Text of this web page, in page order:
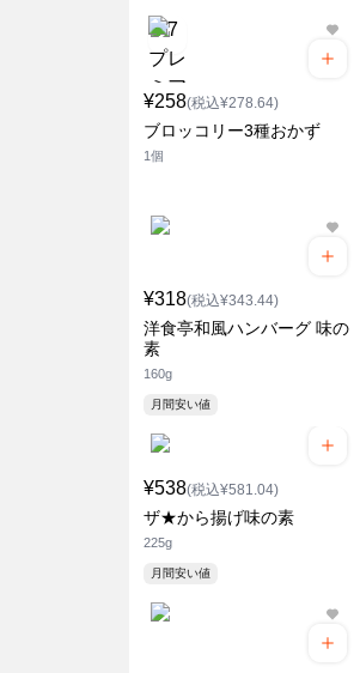
¥258(税込¥278.64)
ブロッコリー3種おかず
1個
¥318(税込¥343.44)
洋食亭和風ハンバーグ 味の
素
160g
月間安い値
¥538(税込¥581.04)
ザ★から揚げ味の素
225g
月間安い値